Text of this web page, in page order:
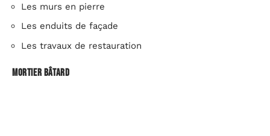
Les murs en pierre
Les enduits de façade
Les travaux de restauration
Mortier bâtard